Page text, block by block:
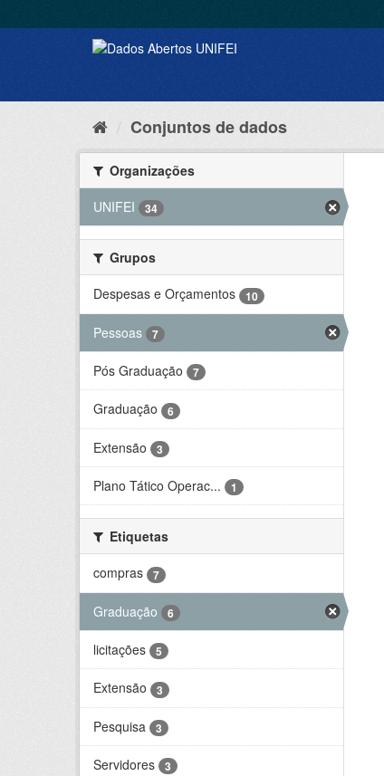
Conjuntos de dados
Organizações
UNIFEI
34
Grupos
Despesas e Orçamentos
10
Pessoas 7
Pós Graduação 7
Graduação 6
Extensão 3
Plano Tático Operac... 1
Etiquetas
compras
7
Graduação 6
licitações 5
Extensão 3
Pesquisa 3
Servidores 3